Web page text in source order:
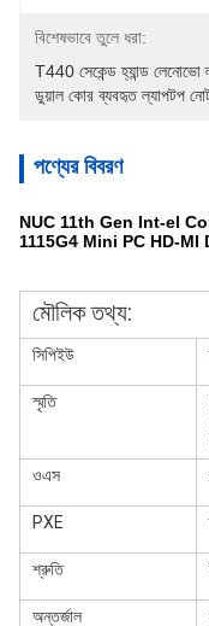
বিশেষভাবে তুলে ধরা:
T440 সেকেন্ড হ্যান্ড লেনোভো
ডুয়াল কোর ব্যবহৃত ল্যাপটপ
পণ্যের বিবরণ
NUC 11th Gen Int-el
1115G4 Mini PC HD-MI
মৌলিক তথ্য:
সিপিইউ
স্মৃতি
ওএস
PXE
শ্রুতি
অন্তর্জাল